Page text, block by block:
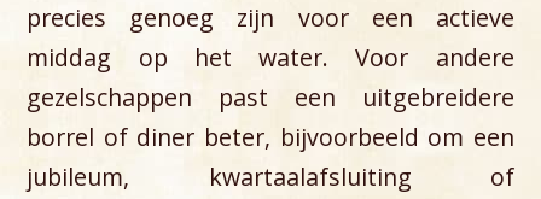
precies genoeg zijn voor een actieve
middag op het water. Voor andere
gezelschappen past een uitgebreidere
borrel of diner beter, bijvoorbeeld om een
jubileum, kwartaalafsluiting of